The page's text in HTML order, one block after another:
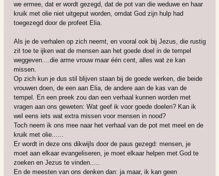
we ermee, dat er wordt gezegd, dat de pot van die weduwe en haar
kruik met olie niet uitgeput worden, omdat God zijn hulp had
toegezegd door de profeet Elia.
Als je de verhalen op zich neemt, en vooral ook bij Jezus, die rustig
zit toe te ijken wat de mensen aan het goede doel in de tempel
weggeven....die arme vrouw maar één cent, alles wat ze kan
missen.
Op zich kun je dus stil blijven staan bij de goede werken, die beide
vrouwen doen, de een aan Elia, de andere aan de kas van de
tempel. En een preek zou dan een verhaal kunnen worden met
vragen aan ons geweten: Wat geef ik voor goede doelen? Kan ik
wel eens iets wat extra missen voor mensen in nood?
Toch neem ik ons mee naar het verhaal van de pot met meel en de
kruik met olie......
Er wordt in deze ons dikwijls door de paus gezegd: mensen, je
moet aan elkaar evangeliseren, je moet elkaar helpen met God te
zoeken en Jezus te vinden.....
En de meesten van ons denken dan: ja maar, ik kan geen